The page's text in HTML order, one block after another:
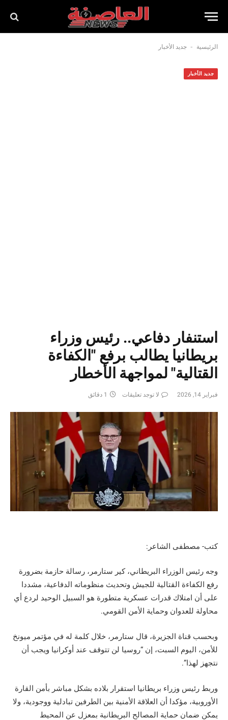
الرئيسية - جديد الأخبار
جديد الأخبار
استنفار دفاعي.. رئيس وزراء
بريطانيا يطالب برفع "الكفاءة
القتالية" لمواجهة الأخطار
فبراير 14, 2026 لا توجد تعليقات 1 دقائق
كتب- مصطفى الشاعر:
وجه رئيس الوزراء البريطاني، كير ستارمر، رسالة حازمة بضرورة
رفع الكفاءة القتالية للجيش وتحديث منظوماته الدفاعية، مشددا
على أن امتلاك قدرات عسكرية متطورة هو السبيل الوحيد لردع أي
محاولة للعدوان وحماية الأمن القومي.
وبحسب قناة الجزيرة، قال ستارمر، خلال كلمة له في مؤتمر ميونخ
للأمن، اليوم السبت، إن “روسيا لن تتوقف عند أوكرانيا ويجب أن
نتجهز لهذا”.
وربط رئيس وزراء بريطانيا استقرار بلاده بشكل مباشر بأمن القارة
الأوروبية، مؤكدا أن العلاقة الأمنية بين الطرفين تبادلية ووجودية، ولا
يمكن ضمان حماية المصالح البريطانية بمعزل عن المحيط